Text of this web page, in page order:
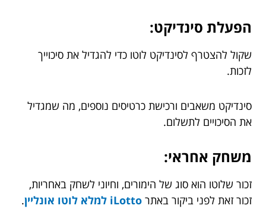
הפעלת סינדיקט:
שקול להצטרף לסינדיקט לוטו כדי להגדיל את סיכוייך
לזכות.
סינדיקט משאבים ורכישת כרטיסים נוספים, מה שמגדיל
את הסיכויים לתשלום.
משחק אחראי:
זכור שלוטו הוא סוג של הימורים, וחיוני לשחק באחריות,
זכור זאת לפני ביקור באתר iLotto למלא לוטו אונליין .